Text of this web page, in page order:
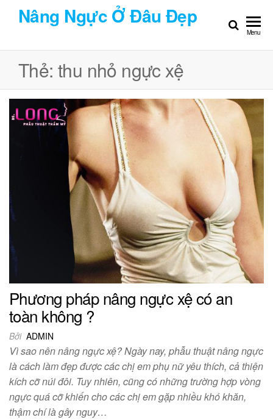
Chuyển
dung
Nâng Ngực Ở Đâu Đẹp
Menu
Thẻ: thu nhỏ ngực xệ
Phương pháp nâng ngực xệ có an
toàn không ?
Bởi ADMIN
Vì sao nên nâng ngực xệ? Ngày nay, phẫu thuật nâng ngực
là cách làm đẹp được các chị em phụ nữ yêu thích, cả thiện
kích cỡ núi đôi. Tuy nhiên, cũng có những trường hợp vòng
ngực quá cỡ khiến cho các chị em gặp nhiều khó khăn,
thậm chí là gây nguy…